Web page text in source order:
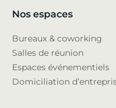
Nos espaces
Bureaux & coworking
Salles de réunion
Espaces événementiels
Domiciliation